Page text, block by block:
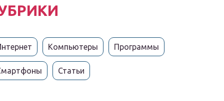
Компьютеры Программы
Статьи